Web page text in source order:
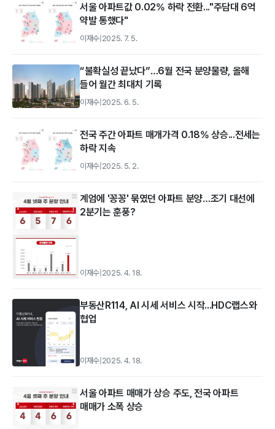
서울 아파트값 0.02% 하락 전환..."주담대 6억
약발 통했다"
이재수|2025. 7. 5.
“불확실성 끝났다”…6월 전국 분양물량, 올해
들어 월간 최대치 기록
이재수|2025. 6. 5.
전국 주간 아파트 매개가격 0.18% 상승...전세는
하락 지속
이재수|2025. 5. 2.
계엄에 '꽁꽁' 묶였던 아파트 분양…조기 대선에
2분기는 훈풍?
이재수 2025. 4. 18.
부동산R114, AI 시세 서비스 시작...HDC랩스와
협업
이재수 2025. 4. 18.
서울 아파트 매매가 상승 주도, 전국 아파트
매매가 소폭 상승